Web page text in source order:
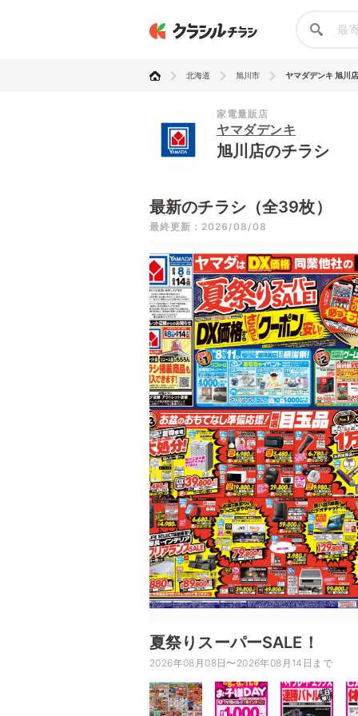
北海道 旭川市 ヤマダデンキ 旭川店
家電量販店
ヤマダデンキ
旭川店のチラシ
最新のチラシ（全39枚）
最終更新：2026/08/08
夏祭りスーパーSALE！
2026年08月08日〜2026年08月14日まで